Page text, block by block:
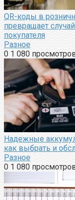
QR-коды в
превращает
покупателя
Разное
0 1 080
Надежные
как выбрать и
Разное
0 1 080